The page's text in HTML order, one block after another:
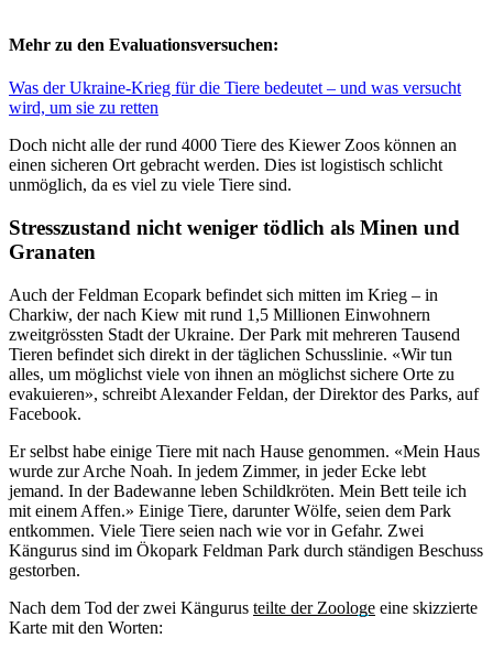
Mehr zu den Evaluationsversuchen:
Was der Ukraine-Krieg für die Tiere bedeutet – und was versucht
wird, um sie zu retten
Doch nicht alle der rund 4000 Tiere des Kiewer Zoos können an
einen sicheren Ort gebracht werden. Dies ist logistisch schlicht
unmöglich, da es viel zu viele Tiere sind.
Stresszustand nicht weniger tödlich als Minen und
Granaten
Auch der Feldman Ecopark befindet sich mitten im Krieg – in
Charkiw, der nach Kiew mit rund 1,5 Millionen Einwohnern
zweitgrössten Stadt der Ukraine. Der Park mit mehreren Tausend
Tieren befindet sich direkt in der täglichen Schusslinie. «Wir tun
alles, um möglichst viele von ihnen an möglichst sichere Orte zu
evakuieren», schreibt Alexander Feldan, der Direktor des Parks, auf
Facebook.
Er selbst habe einige Tiere mit nach Hause genommen. «Mein Haus
wurde zur Arche Noah. In jedem Zimmer, in jeder Ecke lebt
jemand. In der Badewanne leben Schildkröten. Mein Bett teile ich
mit einem Affen.» Einige Tiere, darunter Wölfe, seien dem Park
entkommen. Viele Tiere seien nach wie vor in Gefahr. Zwei
Kängurus sind im Ökopark Feldman Park durch ständigen Beschuss
gestorben.
Nach dem Tod der zwei Kängurus teilte der Zoologe eine skizzierte
Karte mit den Worten: